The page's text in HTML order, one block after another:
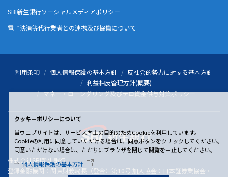
クッキーポリシーについて
当ウェブサイトは、サービス向上の目的のためCookieを利用しています。
Cookieの利用に同意していただける場合は、同意ボタンをクリックしてください。
同意いただけない場合は、ただちにブラウザを閉じて閲覧を中止してください。
個人情報保護の基本方針
SBI新生銀行ソーシャルメディアポリシー
電子決済等代行業者との連携及び協働について
利用条項 個人情報保護の基本方針
反社会的勢力に対する基本方針
利益相反管理方針(概要)
マネー・ローンダリング及びテロ資金供与対策ポリシー
株式会社SBI新生銀行
登録金融機関：関東財務局長（登金）第10号 加入協会：日本証券業協会・一